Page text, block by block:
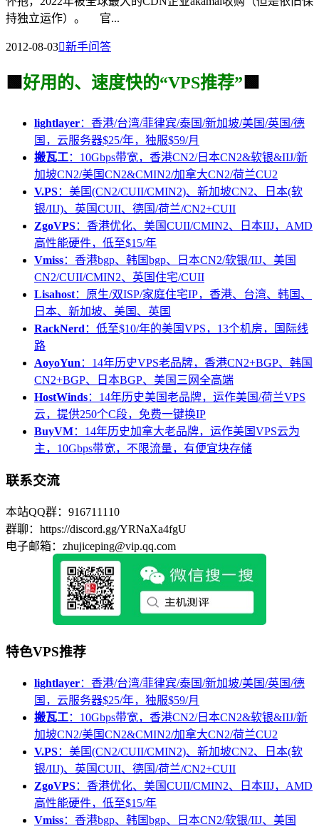
持独立运作）。 官...
2012-08-03新手问答
🟩 好用的、速度快的“VPS推荐” 🟩
lightlayer：香港/台湾/菲律宾/泰国/新加坡/美国/英国/德
国，云服务器$25/年，独服$59/月
搬瓦工：10Gbps带宽，香港CN2/日本CN2&软银&IIJ/新
加坡CN2/美国CN2&CMIN2/加拿大CN2/荷兰CU2
V.PS：美国(CN2/CUII/CMIN2)、新加坡CN2、日本(软
银/IIJ)、英国CUII、德国/荷兰/CN2+CUII
ZgoVPS：香港优化、美国CUII/CMIN2、日本IIJ，AMD
高性能硬件，低至$15/年
Vmiss：香港bgp、韩国bgp、日本CN2/软银/IIJ、美国
CN2/CUII/CMIN2、英国住宅/CUII
Lisahost：原生/双ISP/家庭住宅IP，香港、台湾、韩国、
日本、新加坡、美国、英国
RackNerd ：低至$10/年的美国VPS，13个机房，国际线
路
AoyoYun ：14年历史VPS老品牌，香港CN2+BGP、韩国
CN2+BGP、日本BGP、美国三网全高端
HostWinds：14年历史美国老品牌，运作美国/荷兰VPS
云，提供250个C段，免费一键换IP
BuyVM：14年历史加拿大老品牌，运作美国VPS云为
主，10Gbps带宽，不限流量，有便宜块存储
联系交流
本站QQ群：916711110
群聊：https://discord.gg/YRNaXa4fgU
电子邮箱：zhujiceping@vip.qq.com
特色VPS推荐
lightlayer：香港/台湾/菲律宾/泰国/新加坡/美国/英国/德
国，云服务器$25/年，独服$59/月
搬瓦工：10Gbps带宽，香港CN2/日本CN2&软银&IIJ/新
加坡CN2/美国CN2&CMIN2/加拿大CN2/荷兰CU2
V.PS：美国(CN2/CUII/CMIN2)、新加坡CN2、日本(软
银/IIJ)、英国CUII、德国/荷兰/CN2+CUII
ZgoVPS：香港优化、美国CUII/CMIN2、日本IIJ，AMD
高性能硬件，低至$15/年
Vmiss：香港bgp、韩国bgp、日本CN2/软银/IIJ、美国